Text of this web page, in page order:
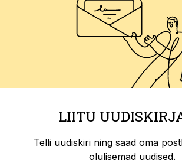
LIITU
Telli uudiskiri ning saad oma
olulisemad uudised.